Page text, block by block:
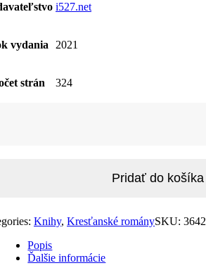
i527.net
vydania 2021
strán 324
Pridať do košíka
Knihy, Kresťanské románySKU: 3642
Popis
Ďalšie informácie